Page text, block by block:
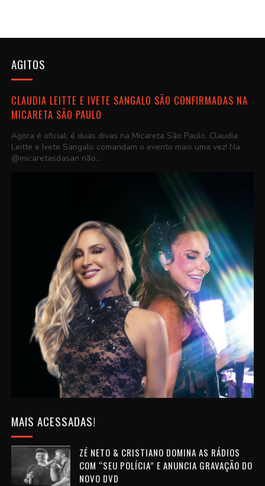
AGITOS
CLAUDIA LEITTE E IVETE SANGALO SÃO CONFIRMADAS NA
MICARETA SÃO PAULO
Agora é oficial: é duas divas na Micareta São Paulo. Claudia
Leitte e Ivete Sangalo comandam o evento mais uma vez! Na
@micaretasdasan não...
MAIS ACESSADAS!
ZÉ NETO & CRISTIANO DOMINA AS RÁDIOS
COM “SEU POLÍCIA” E ANUNCIA GRAVAÇÃO DO
NOVO DVD